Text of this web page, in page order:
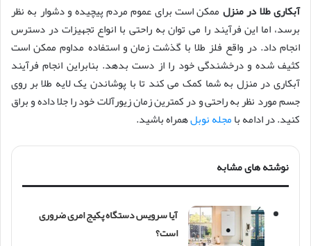
آبکاری طلا در منزل ممکن است برای عموم مردم پیچیده و دشوار به نظر
برسد، اما این فرآیند را می توان به راحتی با انواع تجهیزات در دسترس
انجام داد. در واقع فلز طلا با گذشت زمان و استفاده مداوم ممکن است
کثیف شده و درخشندگی خود را از دست بدهد. بنابراین انجام فرآیند
آبکاری در منزل به شما کمک می کند تا با پوشاندن یک لایه طلا بر روی
جسم مورد نظر به راحتی و در کمترین زمان زیورآلات خود را جلا داده و براق
کنید. در ادامه بامجله نوبلهمراه باشید.
نوشته های مشابه
آیا سرویس دستگاه پکیج امری ضروری
است؟